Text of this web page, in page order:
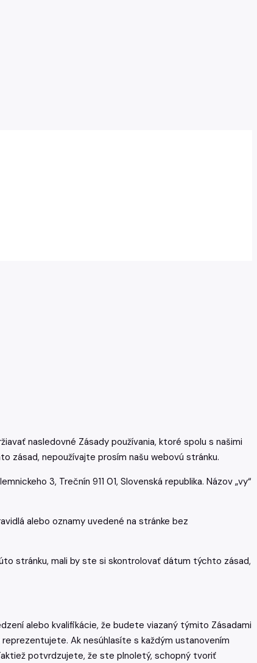
nasledovné Zásady používania, ktoré spolu s našimi
zásad, nepoužívajte prosím našu webovú stránku.
3, Trečnín 911 01, Slovenská republika. Názov „vy“
alebo oznamy uvedené na stránke bez
stránku, mali by ste si skontrolovať dátum týchto zásad,
alebo kvalifikácie, že budete viazaný týmito Zásadami
Ak nesúhlasíte s každým ustanovením
potvrdzujete, že ste plnoletý, schopný tvoriť